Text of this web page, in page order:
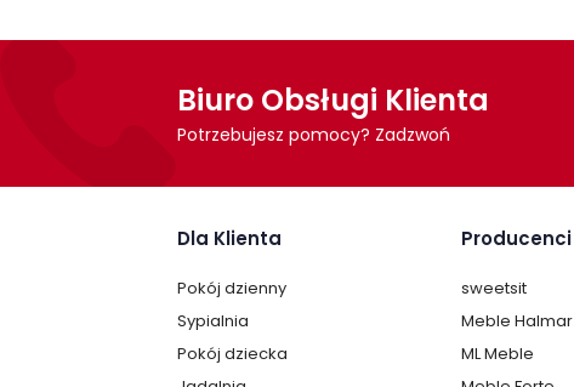
Biuro Obsługi Klienta
Potrzebujesz pomocy? Zadzwoń
Dla Klienta
Pokój dzienny
Sypialnia
Pokój dziecka
Producenci
sweetsit
Meble Halmar
ML Meble